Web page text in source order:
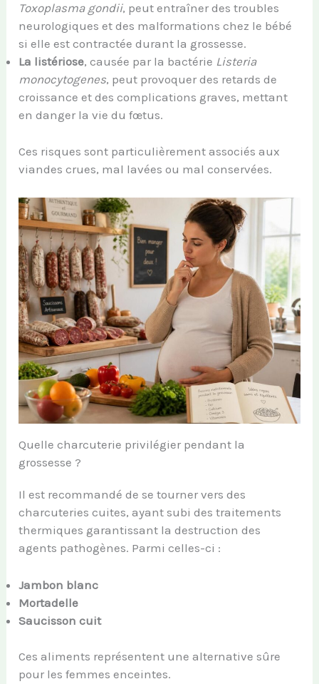
Toxoplasma gondii, peut entraîner des troubles
neurologiques et des malformations chez le bébé
si elle est contractée durant la grossesse.
La listériose, causée par la bactérie Listeria
monocytogenes, peut provoquer des retards de
croissance et des complications graves, mettant
en danger la vie du fœtus.
Ces risques sont particulièrement associés aux
viandes crues, mal lavées ou mal conservées.
Quelle charcuterie privilégier pendant la
grossesse ?
Il est recommandé de se tourner vers des
charcuteries cuites, ayant subi des traitements
thermiques garantissant la destruction des
agents pathogènes. Parmi celles-ci :
Jambon blanc
Mortadelle
Saucisson cuit
Ces aliments représentent une alternative sûre
pour les femmes enceintes.